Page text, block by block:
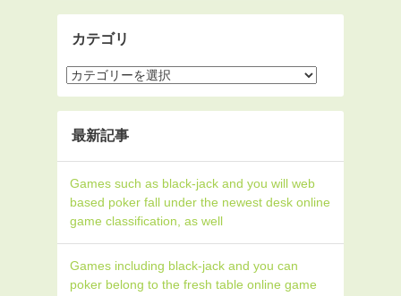
カテゴリ
最新記事
Games such as black-jack and you will web
based poker fall under the newest desk online
game classification, as well
Games including black-jack and you can
poker belong to the fresh table online game